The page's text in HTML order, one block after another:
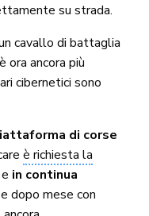
su strada.
cavallo di battaglia
ora ancora più
cibernetici sono
di corse
è richiesta la
in continua
dopo mese con